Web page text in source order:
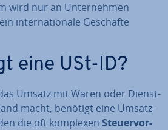
wird nur an Un­ter­neh­men
in­ter­na­tio­na­le Geschäfte
eine USt-ID?
Umsatz mit Waren oder Dienst­
macht, benötigt eine Um­satz­
die oft komplexen Steu­er­vor­